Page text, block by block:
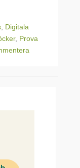
Digitala
, Prova